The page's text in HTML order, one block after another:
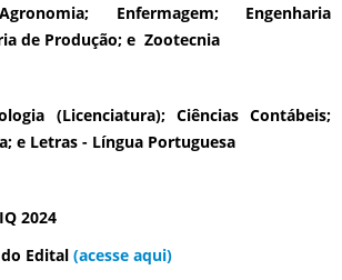
Enfermagem; Engenharia
de Produção; e Zootecnia
(Licenciatura); Ciências Contábeis;
e Letras - Língua Portuguesa
2024
Edital (acesse aqui)